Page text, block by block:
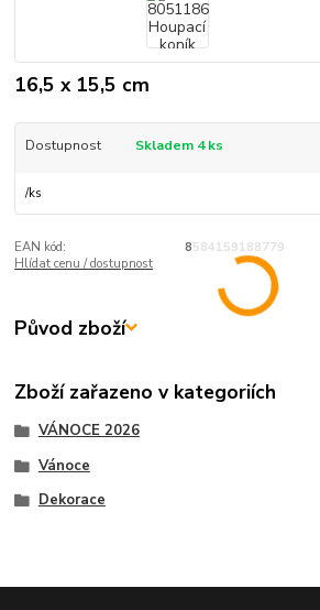
16,5 x 15,5 cm
Dostupnost Skladem 4 ks
/ks
EAN kód:
8584159188779
Hlídat cenu / dostupnost
Původ zboží
Zboží zařazeno v kategoriích
VÁNOCE 2026
Vánoce
Dekorace